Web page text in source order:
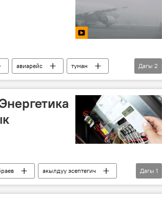
авиарейс
туман
Дагы 2
акылдуу эсептегич
Дагы 1